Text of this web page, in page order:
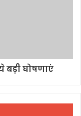
बड़ी घोषणाएं